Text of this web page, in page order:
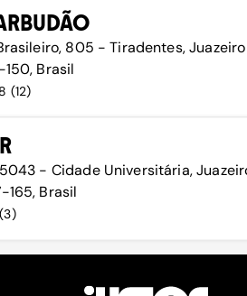
805 - Tiradentes,
Brasil
(12)
- Cidade Universitária,
165, Brasil
(3)